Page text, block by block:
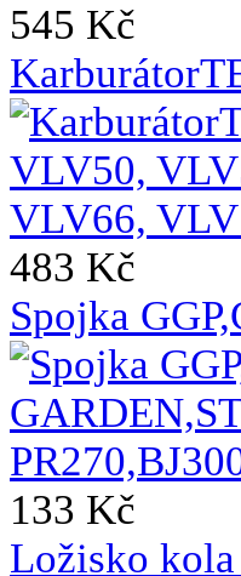
545 Kč
483 Kč
Spojka
133 Kč
Ložisko